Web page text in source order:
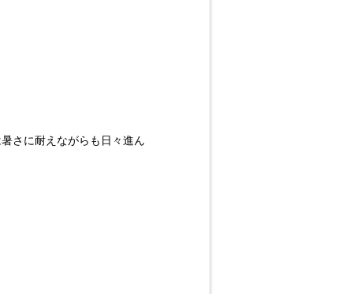
さに耐えながらも日々進ん